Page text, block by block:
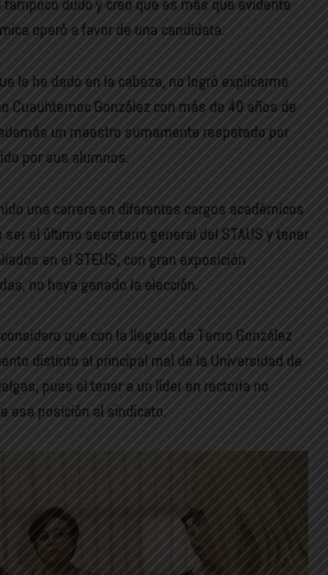
dudo y creo que es más que evidente
operó a favor de una candidata.
le he dado en la cabeza, no logró explicarme
Cuauhtemoc González con más de 40 años de
un maestro sumamente respetado por
por sus alumnos.
una carrera en diferentes cargos académicos
el último secretario general del STAUS y tener
en el STEUS, con gran exposición
no haya ganado la elección.
que con la llegada de Temo González
distinto al principal mal de la Universidad de
pues el tener a un líder en rectoría no
esa posición al sindicato.